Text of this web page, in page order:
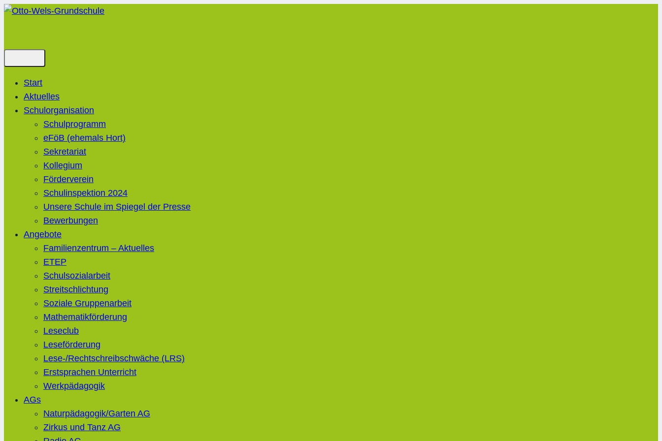
Zum
Start
Aktuelles
Schulorganisation
Schulprogramm
eFöB (ehemals Hort)
Sekretariat
Kollegium
Förderverein
Schulinspektion 2024
Unsere Schule im Spiegel der Presse
Bewerbungen
Angebote
Familienzentrum – Aktuelles
ETEP
Schulsozialarbeit
Streitschlichtung
Soziale Gruppenarbeit
Mathematikförderung
Leseclub
Leseförderung
Lese-/Rechtschreibschwäche (LRS)
Erstsprachen Unterricht
Werkpädagogik
AGs
Naturpädagogik/Garten AG
Zirkus und Tanz AG